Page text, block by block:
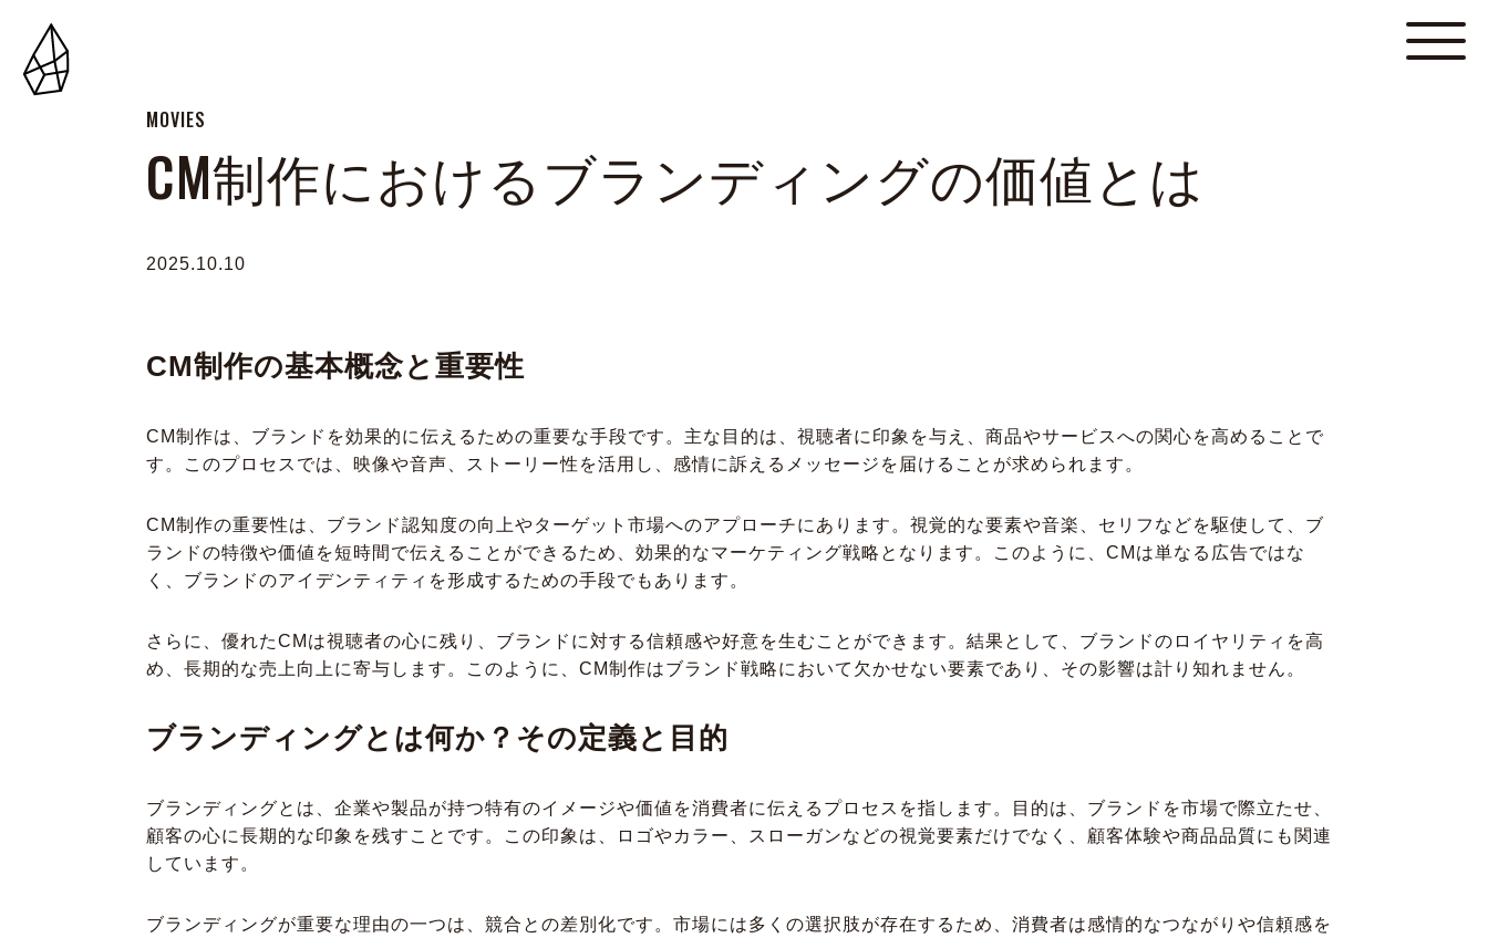
MOVIES
CM制作におけるブランディングの価値とは
2025.10.10
CM制作の基本概念と重要性
CM制作は、ブランドを効果的に伝えるための重要な手段です。主な目的は、視聴者に印象を与え、商品やサービスへの関心を高めることで
す。このプロセスでは、映像や音声、ストーリー性を活用し、感情に訴えるメッセージを届けることが求められます。
CM制作の重要性は、ブランド認知度の向上やターゲット市場へのアプローチにあります。視覚的な要素や音楽、セリフなどを駆使して、ブ
ランドの特徴や価値を短時間で伝えることができるため、効果的なマーケティング戦略となります。このように、CMは単なる広告ではな
く、ブランドのアイデンティティを形成するための手段でもあります。
さらに、優れたCMは視聴者の心に残り、ブランドに対する信頼感や好意を生むことができます。結果として、ブランドのロイヤリティを高
め、長期的な売上向上に寄与します。このように、CM制作はブランド戦略において欠かせない要素であり、その影響は計り知れません。
ブランディングとは何か？その定義と目的
ブランディングとは、企業や製品が持つ特有のイメージや価値を消費者に伝えるプロセスを指します。目的は、ブランドを市場で際立たせ、
顧客の心に長期的な印象を残すことです。この印象は、ロゴやカラー、スローガンなどの視覚要素だけでなく、顧客体験や商品品質にも関連
しています。
ブランディングが重要な理由の一つは、競合との差別化です。市場には多くの選択肢が存在するため、消費者は感情的なつながりや信頼感を